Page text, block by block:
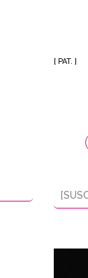
[ PAT. ]